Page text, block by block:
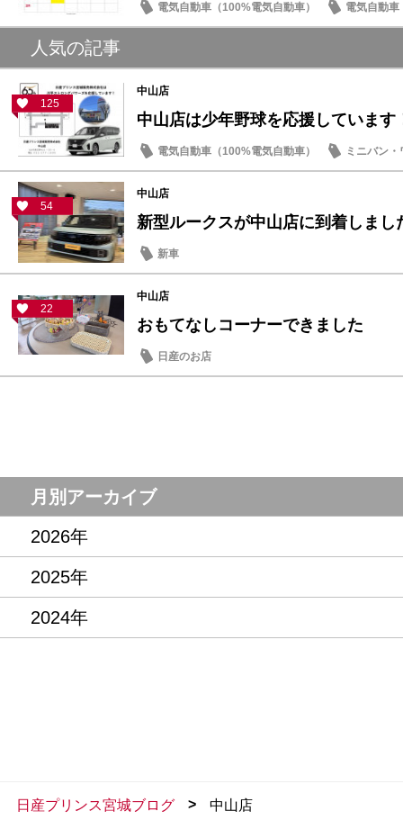
電気自動車（100%電気自動車）
電気自動車
季節のメンテナンス
人気の記事
125
中山店
中山店は少年野球を応援しています
電気自動車（100%電気自動車） ミニバン・
54
中山店
新型ルークスが中山店に到着しまし
新車
22
中山店
おもてなしコーナーできました
日産のお店
月別アーカイブ
2026年
2025年
2024年
日産プリンス宮城ブログ > 中山店